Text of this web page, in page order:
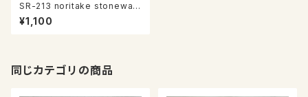
SR-213 noritake stonewar
e プレート
¥1,100
同じカテゴリの商品